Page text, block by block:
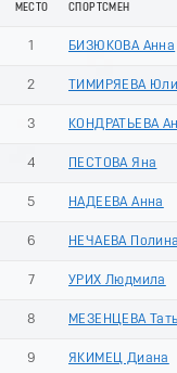
МЕСТО СПОРТСМЕН
1 БИЗЮКОВА Анна
2 ТИМИРЯЕВА
3 КОНДРАТЬЕВА
4 ПЕСТОВА Яна
5 НАДЕЕВА Анна
6 НЕЧАЕВА Полина
7 УРИХ Людмила
8 МЕЗЕНЦЕВА
9 ЯКИМЕЦ Диана